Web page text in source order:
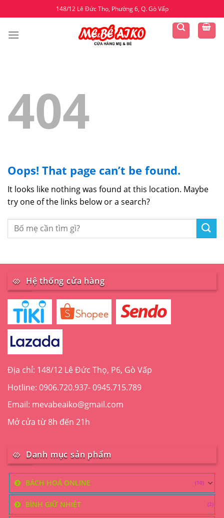
to
content
148/12 Lê Đức Thọ, Phường 6, Q. Gò Vấp
404
Oops! That page can’t be found.
It looks like nothing was found at this location. Maybe
try one of the links below or a search?
Hệ thống cửa hàng
Địa chỉ: 148/12 Lê Đức Thọ, P6, Gò Vấp
Hotline: 0906.720.937- 0945.715.789
Email: mevabeaiko@gmail.com
Mở cửa từ 8h đến 21h
Danh mục sản phẩm
BÁCH HOÁ ONLINE (10)
BÌNH GIỮ NHIỆT (2)